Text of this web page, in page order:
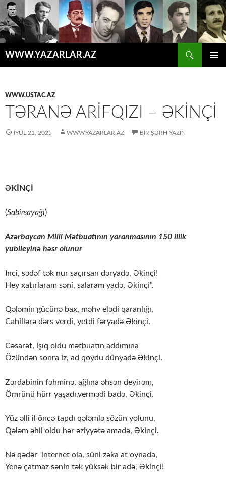
WWW.YAZARLAR.AZ
WWW.USTAC.AZ
TƏRANƏ ARIFQIZI – ƏKINÇI
İYUL 21, 2025 WWW.YAZARLAR.AZ BIR ŞƏRH YAZIN
ƏKİNÇİ
(Sabirsayağı)
Azərbaycan Milli Mətbuatının yaranmasının 150 illik
yubileyinə həsr olunur
Inci, sədəf tək nur saçırsan dəryadə, Əkinçi!
Hey xatırlaram səni, salaram yadə, Əkinçi”.
Qələmin gücünə bax, məhv elədi qaranlığı,
Cahillərə dərs verdi, yetdi fəryadə Əkinçi.
Cəsarət, işıq oldu mətbuatın addımına
Özündən sonra iz, ad qoydu dünyadə Əkinçi.
Zərdabinin fəhminə, ağlına əhsən deyirəm,
Ömrünü hürr yaşadı,vermədi badə, Əkinçi.
Yüz əlli il öncə tapdı qələmlə sözün yolunu,
Qələm əhli oldu hər əziyyətə amadə, Əkinçi.
Nə qədər internet ola, süni zəka at oynada,
Yenə çatmaz sənin tək yüksək bir adə, Əkinçi!